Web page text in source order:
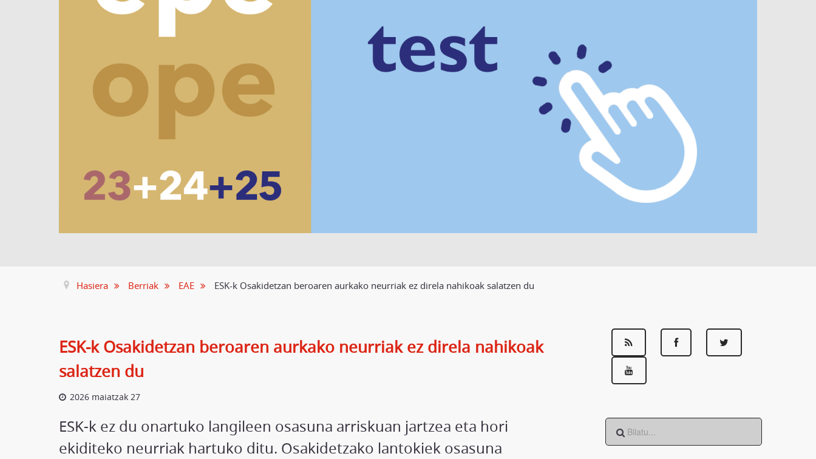
Hasiera Berriak EAE ESK-k Osakidetzan beroaren aurkako neurriak ez direla nahikoak salatzen du
ESK-k Osakidetzan beroaren aurkako neurriak ez direla nahikoak
salatzen du
2026 maiatzak 27
ESK-k ez du onartuko langileen osasuna arriskuan jartzea eta hori
ekiditeko neurriak hartuko ditu. Osakidetzako lantokiek osasuna